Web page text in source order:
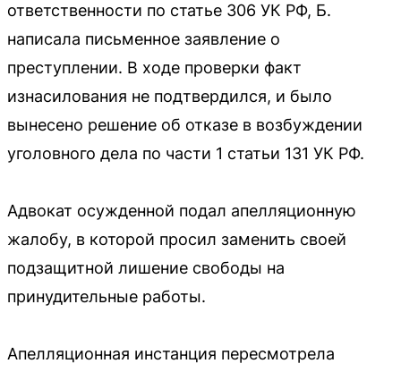
ответственности по статье 306 УК РФ, Б.
написала письменное заявление о
преступлении. В ходе проверки факт
изнасилования не подтвердился, и было
вынесено решение об отказе в возбуждении
уголовного дела по части 1 статьи 131 УК РФ.
Адвокат осужденной подал апелляционную
жалобу, в которой просил заменить своей
подзащитной лишение свободы на
принудительные работы.
Апелляционная инстанция пересмотрела